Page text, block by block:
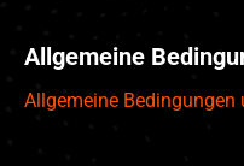
Allgemeine
Allgemeine Bedingungen